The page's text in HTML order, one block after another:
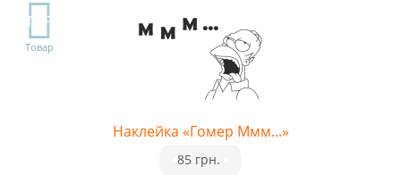
TOP
Товар
Наклейка «Гомер Ммм...»
85 грн.